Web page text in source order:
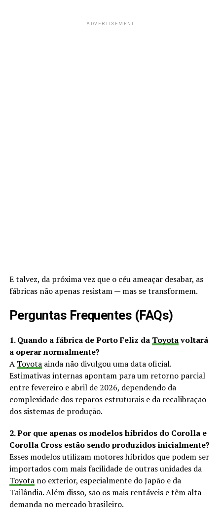
ADVERTISEMENT
E talvez, da próxima vez que o céu ameaçar desabar, as
fábricas não apenas resistam — mas se transformem.
Perguntas Frequentes (FAQs)
1. Quando a fábrica de Porto Feliz da Toyotavoltará
a operar normalmente?
A Toyotaainda não divulgou uma data oficial.
Estimativas internas apontam para um retorno parcial
entre fevereiro e abril de 2026, dependendo da
complexidade dos reparos estruturais e da recalibração
dos sistemas de produção.
2. Por que apenas os modelos híbridos do Corolla e
Corolla Cross estão sendo produzidos inicialmente?
Esses modelos utilizam motores híbridos que podem ser
importados com mais facilidade de outras unidades da
Toyotano exterior, especialmente do Japão e da
Tailândia. Além disso, são os mais rentáveis e têm alta
demanda no mercado brasileiro.